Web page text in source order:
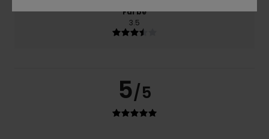
Farbe
3.5
5/5